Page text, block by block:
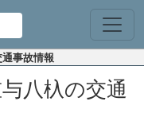
事故情報
八杁の交通